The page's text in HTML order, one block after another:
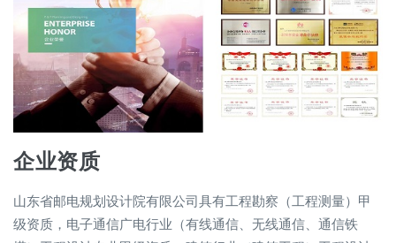
企业资质
山东省邮电规划设计院有限公司具有工程勘察（工程测量）甲
级资质，电子通信广电行业（有线通信、无线通信、通信铁